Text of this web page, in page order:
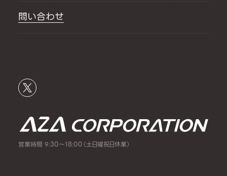
問い合わせ
営業時間 9:30～18:00（土日曜祝日休業）